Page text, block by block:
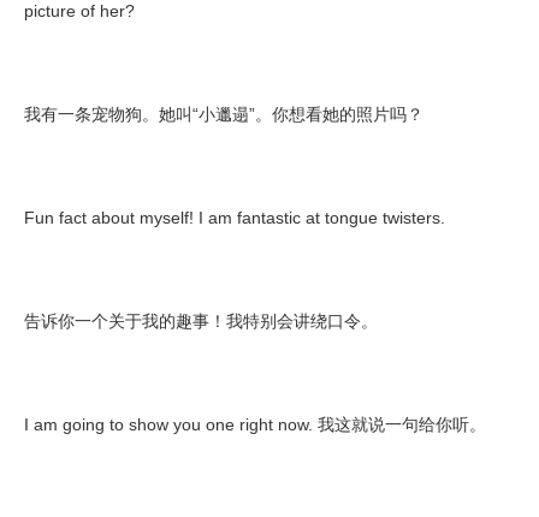
picture of her?
我有一条宠物狗。她叫“小邋遢”。你想看她的照片吗？
Fun fact about myself! I am fantastic at tongue twisters.
告诉你一个关于我的趣事！我特别会讲绕口令。
I am going to show you one right now. 我这就说一句给你听。